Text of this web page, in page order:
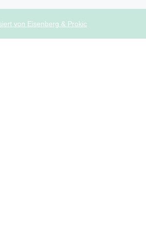
von Eisenberg & Prokic